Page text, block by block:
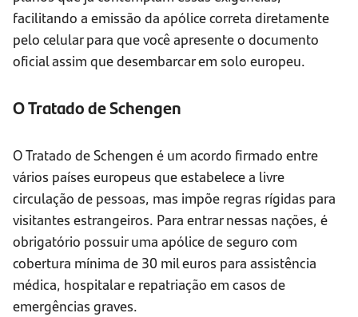
facilitando a emissão da apólice correta diretamente
pelo celular para que você apresente o documento
oficial assim que desembarcar em solo europeu.
O Tratado de Schengen
O Tratado de Schengen é um acordo firmado entre
vários países europeus que estabelece a livre
circulação de pessoas, mas impõe regras rígidas para
visitantes estrangeiros. Para entrar nessas nações, é
obrigatório possuir uma apólice de seguro com
cobertura mínima de 30 mil euros para assistência
médica, hospitalar e repatriação em casos de
emergências graves.